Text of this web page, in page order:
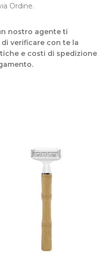
Ordine.
nostro agente ti
verificare con te la
e costi di spedizione